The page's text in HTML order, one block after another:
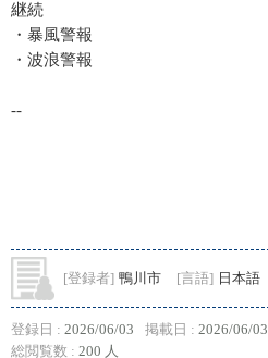
継続
・暴風警報
・波浪警報
--
[登録者] 鴨川市 [言語] 日本語
登録日 : 2026/06/03 掲載日 : 2026/06/03
総閲覧数 : 200 人